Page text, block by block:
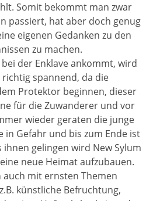
Somit bekommt man zwar
passiert, hat aber doch genug
eigenen Gedanken zu den
zu machen.
der Enklave ankommt, wird
richtig spannend, da die
Protektor beginnen, dieser
für die Zuwanderer und vor
wieder geraten die junge
in Gefahr und bis zum Ende ist
gelingen wird New Sylum
neue Heimat aufzubauen.
mit ernsten Themen
künstliche Befruchtung,